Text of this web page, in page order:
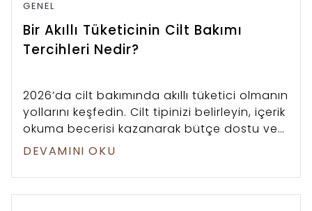
GENEL
Bir Akıllı Tüketicinin Cilt Bakımı
Tercihleri Nedir?
2026’da cilt bakımında akıllı tüketici olmanın
yollarını keşfedin. Cilt tipinizi belirleyin, içerik
okuma becerisi kazanarak bütçe dostu ve
etkili bir bakım rutini oluşturun
DEVAMINI OKU